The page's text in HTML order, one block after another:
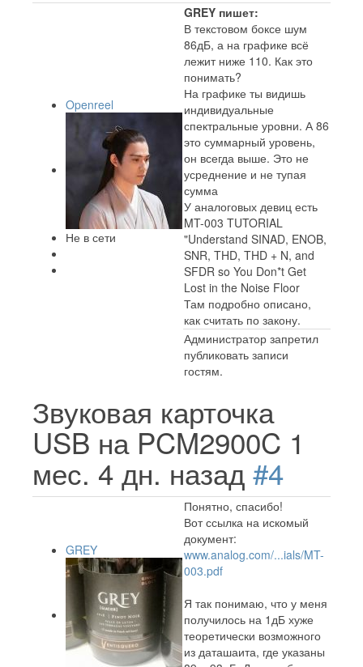
Openreel
Не в сети
GREY пишет:
В текстовом боксе шум
86дБ, а на графике всё
лежит ниже 110. Как это
понимать?
На графике ты видишь
индивидуальные
спектральные уровни. А 86
это суммарный уровень,
он всегда выше. Это не
усреднение и не тупая
сумма
У аналоговых девиц есть
MT-003 TUTORIAL
"Understand SINAD, ENOB,
SNR, THD, THD + N, and
SFDR so You Don*t Get
Lost in the Noise Floor
Там подробно описано,
как считать по закону.
Администратор запретил
публиковать записи
гостям.
Звуковая карточка
USB на PCM2900C 1
мес. 4 дн. назад #4
GREY
Понятно, спасибо!
Вот ссылка на искомый
документ:
www.analog.com/...ials/MT-
003.pdf
Я так понимаю, что у меня
получилось на 1дБ хуже
теоретически возможного
из даташаита, где указаны